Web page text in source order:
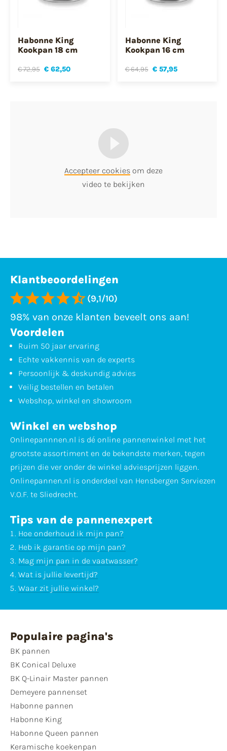
Habonne King
Kookpan 18 cm
€ 72,95 € 62,50
Habonne King
Kookpan 16 cm
€ 64,95 € 57,95
Accepteer cookies om deze
video te bekijken
Klantbeoordelingen
(9,1/10)
98% van onze klanten beveelt ons aan!
Voordelen
Ruim 50 jaar ervaring
Echte vakkennis van de experts
Persoonlijk & deskundig advies
Veilig bestellen en betalen
Webshop, winkel en showroom
Winkel en webshop
Onlinepannnen.nl is dé online pannenwinkel met het
grootste assortiment en de bekendste merken, tegen
prijzen die ver onder de winkel adviesprijzen liggen.
Onlinepannen.nl is onderdeel van Hensbergen Serviezen
V.O.F. te Sliedrecht.
Tips van de pannenexpert
Hoe onderhoud ik mijn pan?
Heb ik garantie op mijn pan?
Mag mijn pan in de vaatwasser?
Wat is jullie levertijd?
Waar zit jullie winkel?
Populaire pagina's
BK pannen
BK Conical Deluxe
BK Q-Linair Master pannen
Demeyere pannenset
Habonne pannen
Habonne King
Habonne Queen pannen
Keramische koekenpan